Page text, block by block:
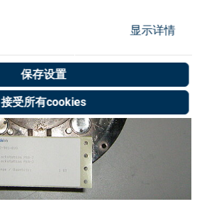
显示详情
保存设置
接受所有cookies